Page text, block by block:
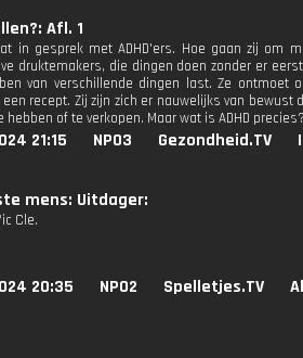
Afl. 1
in gesprek met ADHD'ers. Hoe gaan zij om
druktemakers, die dingen doen zonder er
van verschillende dingen last. Ze ontmoet
recept. Zij zijn zich er nauwelijks van
hebben of te verkopen. Maar wat is ADHD precies?
21:15 NPO3 Gezondheid.TV
mens: Uitdager:
Cle.
20:35 NPO2 Spelletjes.TV